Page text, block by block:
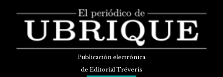
Publicación electrónica
de Editorial Tréveris